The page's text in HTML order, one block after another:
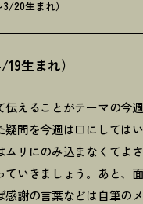
20生まれ）
生まれ）
伝えることがテーマの今
問を今週は口にしてはい
ムリにのみ込まなくてよ
ていきましょう。あと、
感謝の言葉などは自筆の